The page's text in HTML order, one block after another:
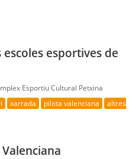
escoles esportives de
Esportiu Cultural Petxina
xarrada pilota valenciana
altres